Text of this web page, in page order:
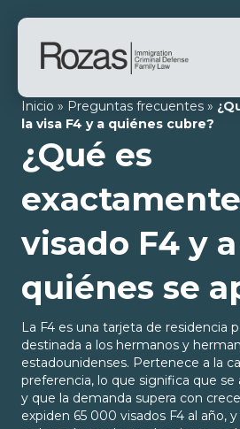
Inicio » Preguntas frecuentes »
la visa F4 y a quiénes cubre?
¿Qué es
visado F4 y a
quiénes se
La F4 es una tarjeta de residencia
destinada a los hermanos y
estadounidenses. Pertenece a la
preferencia, lo que significa que se
y que la demanda supera con
expiden 65 000 visados F4 al año,